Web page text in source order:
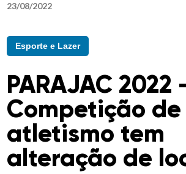
23/08/2022
Esporte e Lazer
PARAJAC 2022
Competição de
atletismo tem
alteração de